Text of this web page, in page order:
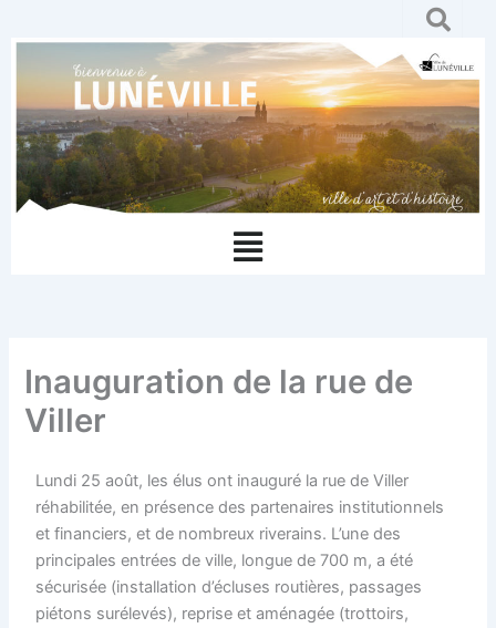
au
Menu
Inauguration de la rue de
Viller
Lundi 25 août, les élus ont inauguré la rue de Viller
réhabilitée, en présence des partenaires institutionnels
et financiers, et de nombreux riverains. L’une des
principales entrées de ville, longue de 700 m, a été
sécurisée (installation d’écluses routières, passages
piétons surélevés), reprise et aménagée (trottoirs,